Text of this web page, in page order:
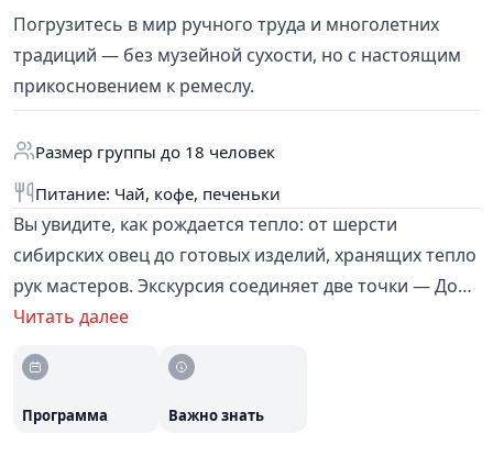
Погрузитесь в мир ручного труда и многолетних
традиций — без музейной сухости, но с настоящим
прикосновением к ремеслу.
Размер группы до 18 человек
Питание: Чай, кофе, печеньки
Вы увидите, как рождается тепло: от шерсти
сибирских овец до готовых изделий, хранящих тепло
рук мастеров. Экскурсия соединяет две точки — Дом
Пимоката и фабрику фетровых изделий — и даёт
сырья до законченного предмета.
Читать далее
Программа Важно знать